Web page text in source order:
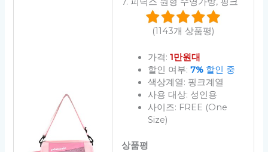
(1143개 상품평)
가격: 1만원대
할인 여부: 7%할인 중
색상계열: 핑크계열
사용 대상: 성인용
사이즈: FREE (One
Size)
상품평